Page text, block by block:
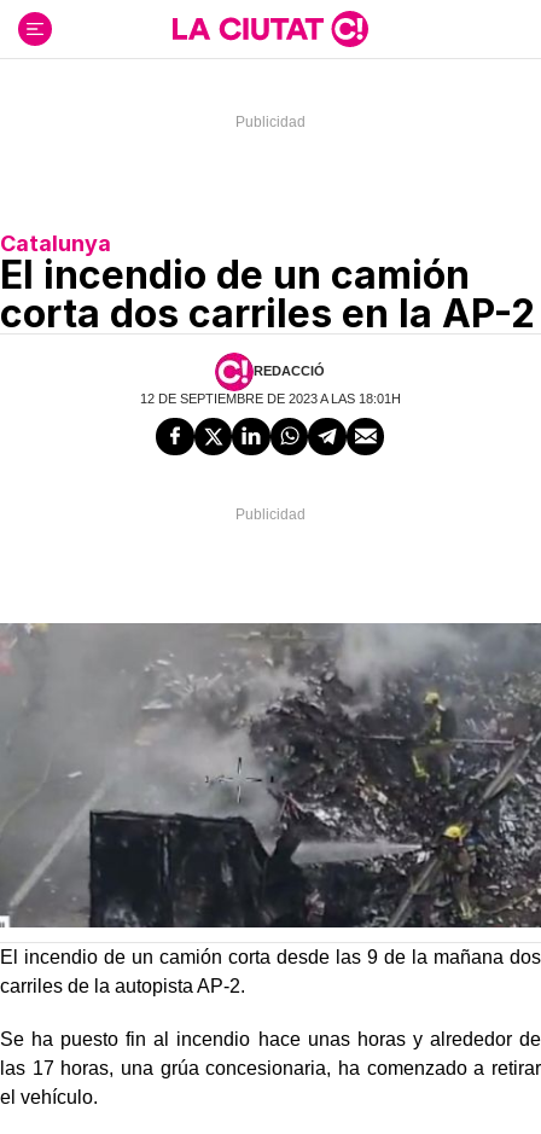
contenido
Catalunya
El incendio de un camión
corta dos carriles en la AP-2
REDACCIÓ
12 DE SEPTIEMBRE DE 2023 A LAS 18:01H
El incendio de un camión corta desde las 9 de la mañana dos
carriles de la autopista AP-2.
Se ha puesto fin al incendio hace unas horas y alrededor de
las 17 horas, una grúa concesionaria, ha comenzado a retirar
el vehículo.